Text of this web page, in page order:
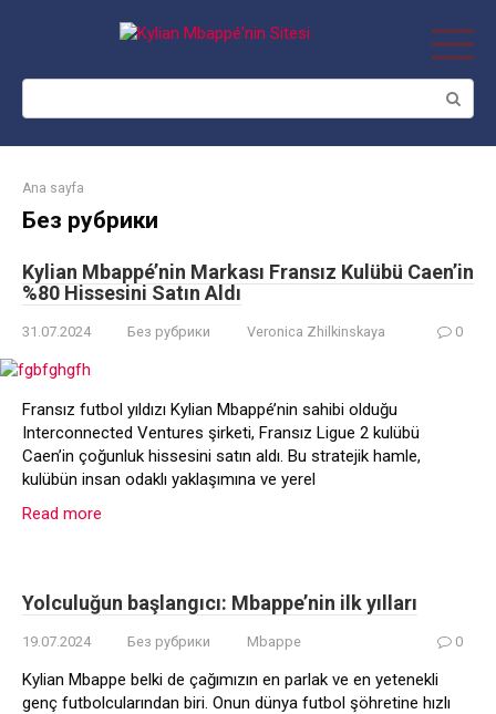
Search:
Ana sayfa
Без рубрики
Kylian Mbappé’nin Markası Fransız Kulübü Caen’in
%80 Hissesini Satın Aldı
31.07.2024 Без рубрики Veronica Zhilkinskaya 0
Fransız futbol yıldızı Kylian Mbappé’nin sahibi olduğu
Interconnected Ventures şirketi, Fransız Ligue 2 kulübü
Caen’in çoğunluk hissesini satın aldı. Bu stratejik hamle,
kulübün insan odaklı yaklaşımına ve yerel
Read more
Yolculuğun başlangıcı: Mbappe’nin ilk yılları
19.07.2024 Без рубрики Mbappe 0
Kylian Mbappe belki de çağımızın en parlak ve en yetenekli
genç futbolcularından biri. Onun dünya futbol şöhretine hızlı